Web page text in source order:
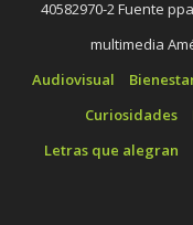
40582970-2 Fuente
multimedia
Audiovisual
Curiosidades
Letras que alegran